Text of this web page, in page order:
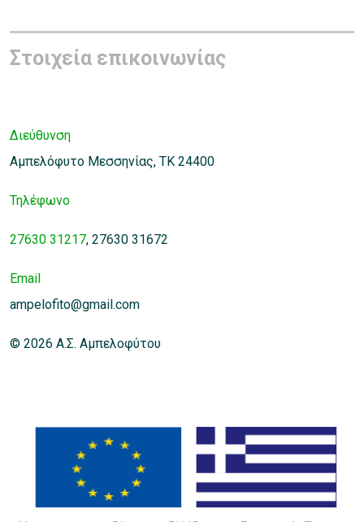
Στοιχεία επικοινωνίας
Διεύθυνση
Αμπελόφυτο Μεσσηνίας, ΤΚ 24400
Τηλέφωνο
27630 31217, 27630 31672
Email
ampelofito@gmail.com
© 2026 Α.Σ. Αμπελοφύτου